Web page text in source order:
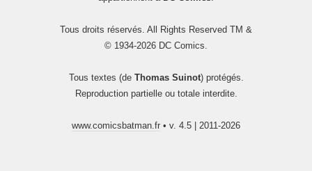
Tous droits réservés. All Rights Reserved TM &
© 1934-2026 DC Comics.
Tous textes (de Thomas Suinot) protégés.
Reproduction partielle ou totale interdite.
www.comicsbatman.fr • v. 4.5 | 2011-2026